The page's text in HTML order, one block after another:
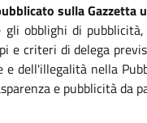
sulla Gazzetta
obblighi di
e criteri di delega
dell'illegalità nella
e pubblicità da